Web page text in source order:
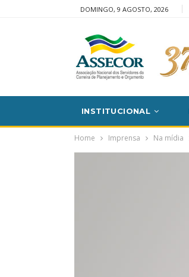
DOMINGO, 9 AGOSTO, 2026
INSTITUCIONAL
Home Imprensa Na mídia